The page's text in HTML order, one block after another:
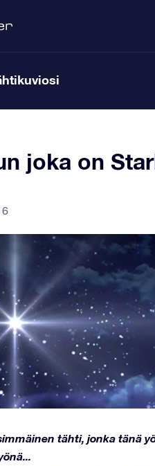
joka on
tähti, jonka tänä